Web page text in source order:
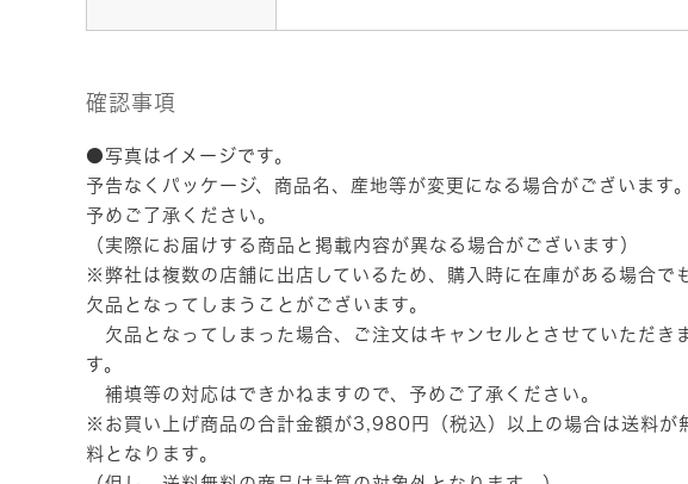
確認事項
●写真はイメージです。
予告なくパッケージ、商品名、産地等が変更になる場合がございます。
予めご了承ください。
（実際にお届けする商品と掲載内容が異なる場合がございます）
※弊社は複数の店舗に出店しているため、購入時に在庫がある場合で
欠品となってしまうことがございます。
欠品となってしまった場合、ご注文はキャンセルとさせていただき
す。
補填等の対応はできかねますので、予めご了承ください。
※お買い上げ商品の合計金額が3,980円（税込）以上の場合は送料が
料となります。